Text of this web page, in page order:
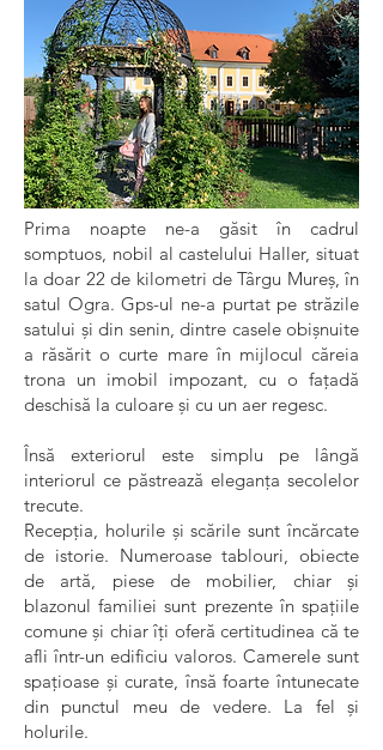
Prima noapte ne-a găsit în cadrul
somptuos, nobil al castelului Haller, situat
la doar 22 de kilometri de Târgu Mureș, în
satul Ogra. Gps-ul ne-a purtat pe străzile
satului și din senin, dintre casele obișnuite
a răsărit o curte mare în mijlocul căreia
trona un imobil impozant, cu o fațadă
deschisă la culoare și cu un aer regesc.
Însă exteriorul este simplu pe lângă
interiorul ce păstrează eleganța secolelor
trecute.
Recepția, holurile și scările sunt încărcate
de istorie. Numeroase tablouri, obiecte
de artă, piese de mobilier, chiar și
blazonul familiei sunt prezente în spațiile
comune și chiar îți oferă certitudinea că te
afli într-un edificiu valoros. Camerele sunt
spațioase și curate, însă foarte întunecate
din punctul meu de vedere. La fel și
holurile.